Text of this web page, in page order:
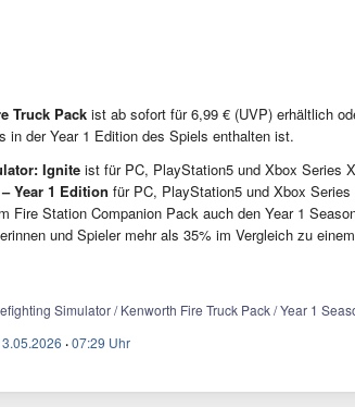
Truck Pack ist ab sofort für 6,99 € (UVP) erhältlich
in der Year 1 Edition des Spiels enthalten ist.
Ignite ist für PC, PlayStation5 und Xbox Series
Year 1 Edition für PC, PlayStation5 und Xbox
Fire Station Companion Pack auch den Year 1
und Spieler mehr als 35% im Vergleich zu
Simulator / Kenworth Fire Truck Pack / Year 1
·07:29 Uhr